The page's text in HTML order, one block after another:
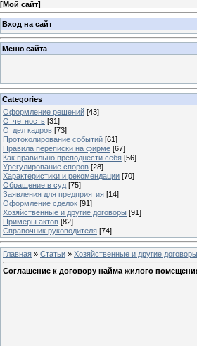
[Мой сайт]
Вход на сайт
Меню сайта
Categories
Оформление решений [43]
Отчетность [31]
Отдел кадров [73]
Протоколирование событий [61]
Правила переписки на фирме [67]
Как правильно преподнести себя [56]
Урегулирование споров [28]
Характеристики и рекомендации [70]
Обращение в суд [75]
Заявления для предприятия [14]
Оформление сделок [91]
Хозяйственные и другие договоры [91]
Примеры актов [82]
Справочник руководителя [74]
Главная » Статьи » Хозяйственные и другие договоры
Соглашение к договору найма жилого